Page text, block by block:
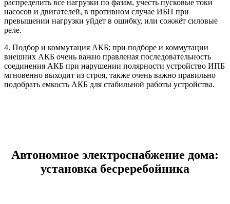
распределить все нагрузки по фазам, учесть пусковые токи
насосов и двигателей, в противном случае ИБП при
превышении нагрузки уйдет в ошибку, или сожжёт силовые
реле.
4. Подбор и коммутация АКБ: при подборе и коммутации
внешних АКБ очень важно правленая последовательность
соединения АКБ при нарушении полярности устройство ИПБ
мгновенно выходит из строя, также очень важно правильно
подобрать емкость АКБ для стабильной работы устройства.
Автономное электроснабжение дома:
установка бесреребойника